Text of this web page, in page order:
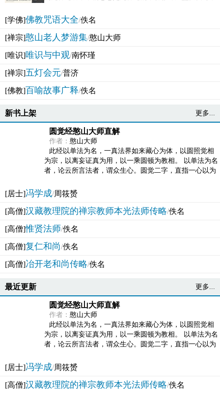
[学佛]佛教咒语大全/佚名
[禅宗]憨山老人梦游集/憨山大师
[唯识]唯识与中观/南怀瑾
[禅宗]五灯会元/普济
[佛教]百喻故事广释/佚名
新书上架 更多...
圆觉经憨山大师直解
作者： 憨山大师
此经以单法为名，一真法界如来藏心为体，以圆照觉相
为宗，以离妄证真为用，以一乘圆顿为教相。 以单法为名
者，论云所言法者，谓众生心。圆觉二字，直指一心以为
[居士]冯学成/周筱赟
[高僧]汉藏教理院的禅宗教师本光法师传略/佚名
[高僧]惟贤法师/佚名
[高僧]复仁和尚/佚名
[高僧]冶开老和尚传略/佚名
最近更新 更多...
圆觉经憨山大师直解
作者： 憨山大师
此经以单法为名，一真法界如来藏心为体，以圆照觉相
为宗，以离妄证真为用，以一乘圆顿为教相。 以单法为名
者，论云所言法者，谓众生心。圆觉二字，直指一心以为
[居士]冯学成/周筱赟
[高僧]汉藏教理院的禅宗教师本光法师传略/佚名